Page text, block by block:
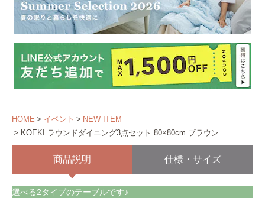
HOME イベント
NEW ITEM
KOEKI ラウンドダイニング3点セット 80×80cm ブラウン
商品説明 仕様・サイズ
選べる2タイプのテーブルです♪